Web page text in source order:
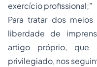
exercício profissional;”
Para tratar dos
liberdade de
artigo próprio, que
privilegiado, nos